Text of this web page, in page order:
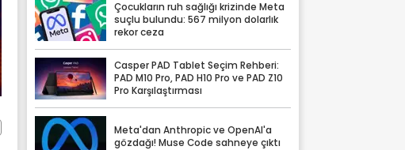
Çocukların ruh sağlığı krizinde Meta
suçlu bulundu: 567 milyon dolarlık
rekor ceza
Casper PAD Tablet Seçim Rehberi:
PAD M10 Pro, PAD H10 Pro ve PAD Z10
Pro Karşılaştırması
Meta'dan Anthropic ve OpenAI'a
gözdağı! Muse Code sahneye çıktı